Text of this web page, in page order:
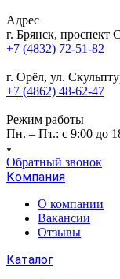
Адрес
г. Брянск, проспект
+7 (4832) 72-51-82
г. Орёл, ул.
+7 (4862) 48-62-47
Режим работы
Пн. – Пт.: с 9:00 до
Обратный звонок
Компания
О компании
Вакансии
Отзывы
Каталог